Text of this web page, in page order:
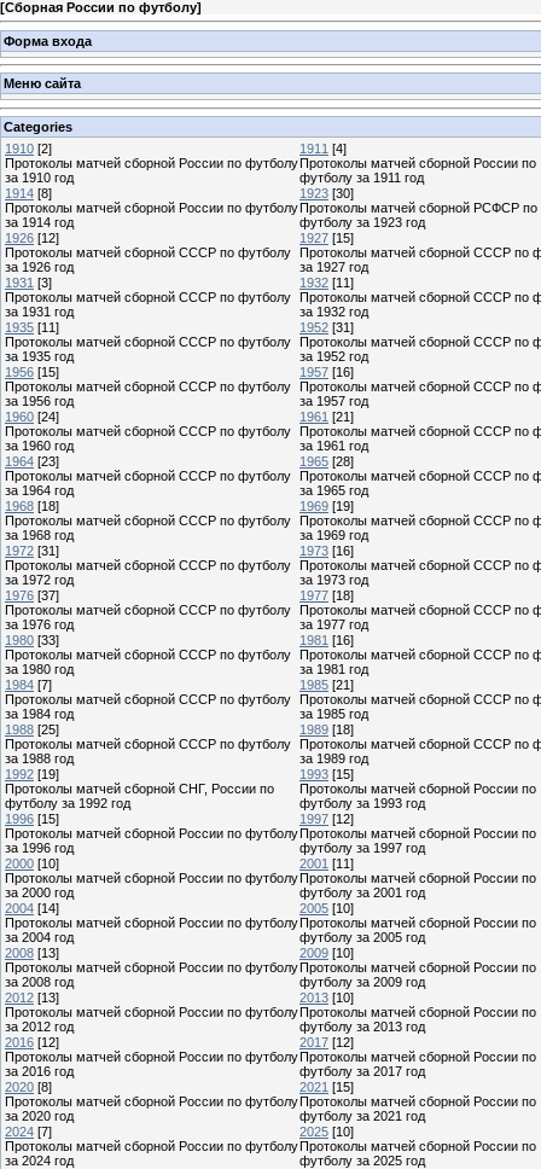
[Сборная России по футболу]
Форма входа
Меню сайта
Categories
1910 [2]
Протоколы матчей сборной России по футболу
за 1910 год
1911 [4]
Протоколы матчей сборной России по
футболу за 1911 год
1914 [8]
Протоколы матчей сборной России по футболу
за 1914 год
1923 [30]
Протоколы матчей сборной РСФСР по
футболу за 1923 год
1926 [12]
Протоколы матчей сборной СССР по футболу
за 1926 год
1927 [15]
Протоколы матчей сборной СССР по
за 1927 год
1931 [3]
Протоколы матчей сборной СССР по футболу
за 1931 год
1932 [11]
Протоколы матчей сборной СССР по
за 1932 год
1935 [11]
Протоколы матчей сборной СССР по футболу
за 1935 год
1952 [31]
Протоколы матчей сборной СССР по
за 1952 год
1956 [15]
Протоколы матчей сборной СССР по футболу
за 1956 год
1957 [16]
Протоколы матчей сборной СССР по
за 1957 год
1960 [24]
Протоколы матчей сборной СССР по футболу
за 1960 год
1961 [21]
Протоколы матчей сборной СССР по
за 1961 год
1964 [23]
Протоколы матчей сборной СССР по футболу
за 1964 год
1965 [28]
Протоколы матчей сборной СССР по
за 1965 год
1968 [18]
Протоколы матчей сборной СССР по футболу
за 1968 год
1969 [19]
Протоколы матчей сборной СССР по
за 1969 год
1972 [31]
Протоколы матчей сборной СССР по футболу
за 1972 год
1973 [16]
Протоколы матчей сборной СССР по
за 1973 год
1976 [37]
Протоколы матчей сборной СССР по футболу
за 1976 год
1977 [18]
Протоколы матчей сборной СССР по
за 1977 год
1980 [33]
Протоколы матчей сборной СССР по футболу
за 1980 год
1981 [16]
Протоколы матчей сборной СССР по
за 1981 год
1984 [7]
Протоколы матчей сборной СССР по футболу
за 1984 год
1985 [21]
Протоколы матчей сборной СССР по
за 1985 год
1988 [25]
Протоколы матчей сборной СССР по футболу
за 1988 год
1989 [18]
Протоколы матчей сборной СССР по
за 1989 год
1992 [19]
Протоколы матчей сборной СНГ, России по
футболу за 1992 год
1993 [15]
Протоколы матчей сборной России по
футболу за 1993 год
1996 [15]
Протоколы матчей сборной России по футболу
за 1996 год
1997 [12]
Протоколы матчей сборной России по
футболу за 1997 год
2000 [10]
Протоколы матчей сборной России по футболу
за 2000 год
2001 [11]
Протоколы матчей сборной России по
футболу за 2001 год
2004 [14]
Протоколы матчей сборной России по футболу
за 2004 год
2005 [10]
Протоколы матчей сборной России по
футболу за 2005 год
2008 [13]
Протоколы матчей сборной России по футболу
за 2008 год
2009 [10]
Протоколы матчей сборной России по
футболу за 2009 год
2012 [13]
Протоколы матчей сборной России по футболу
за 2012 год
2013 [10]
Протоколы матчей сборной России по
футболу за 2013 год
2016 [12]
Протоколы матчей сборной России по футболу
за 2016 год
2017 [12]
Протоколы матчей сборной России по
футболу за 2017 год
2020 [8]
Протоколы матчей сборной России по футболу
за 2020 год
2021 [15]
Протоколы матчей сборной России по
футболу за 2021 год
2024 [7]
Протоколы матчей сборной России по футболу
за 2024 год
2025 [10]
Протоколы матчей сборной России по
футболу за 2025 год